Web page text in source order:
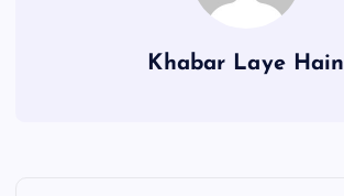
Khabar Laye Hain